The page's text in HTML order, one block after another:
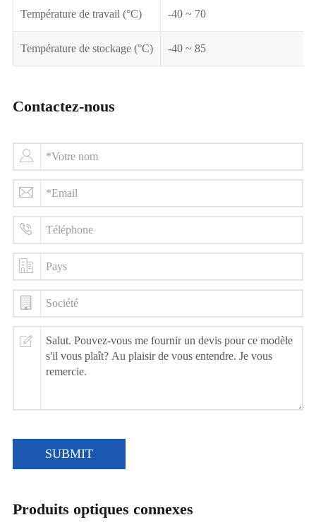
Température de travail (°C) -40 ~ 70
Température de stockage (°C) -40 ~ 85
Contactez-nous
SUBMIT
Produits optiques connexes